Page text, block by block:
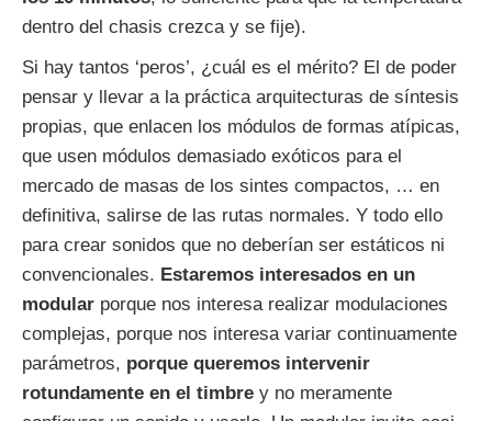
dentro del chasis crezca y se fije).
Si hay tantos ‘peros’, ¿cuál es el mérito? El de poder
pensar y llevar a la práctica arquitecturas de síntesis
propias, que enlacen los módulos de formas atípicas,
que usen módulos demasiado exóticos para el
mercado de masas de los sintes compactos, … en
definitiva, salirse de las rutas normales. Y todo ello
para crear sonidos que no deberían ser estáticos ni
convencionales. Estaremos interesados en un
modular porque nos interesa realizar modulaciones
complejas, porque nos interesa variar continuamente
parámetros, porque queremos intervenir
rotundamente en el timbre y no meramente